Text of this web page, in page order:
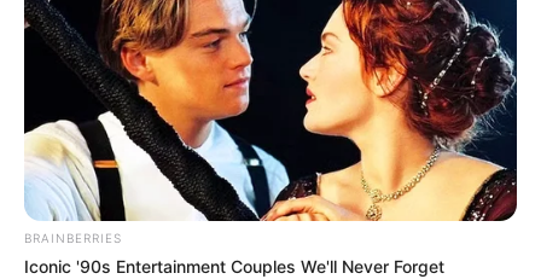
BRAINBERRIES
Iconic '90s Entertainment Couples We'll Never Forget